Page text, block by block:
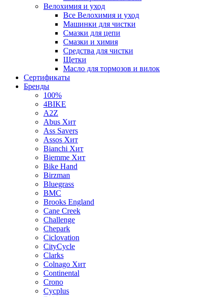
Велохимия и уход
Все Велохимия и уход
Машинки для чистки
Смазки для цепи
Смазки и химия
Средства для чистки
Щетки
Масло для тормозов и вилок
Сертификаты
Бренды
100%
4BIKE
A2Z
Abus Хит
Ass Savers
Assos Хит
Bianchi Хит
Biemme Хит
Bike Hand
Birzman
Bluegrass
BMC
Brooks England
Cane Creek
Challenge
Chepark
Ciclovation
CityCycle
Clarks
Colnago Хит
Continental
Crono
Cycplus